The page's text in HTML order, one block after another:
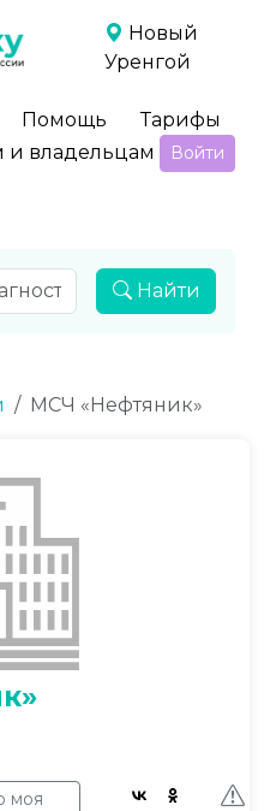
Новый
Уренгой
Помощь
Тарифы
и владельцам
Войти
Найти
МСЧ «Нефтяник»
моя